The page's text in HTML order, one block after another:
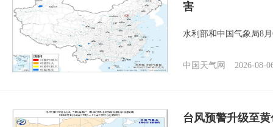
害
水利部和中国气象局8
中国天气网 2026-08-
台风预警升级至